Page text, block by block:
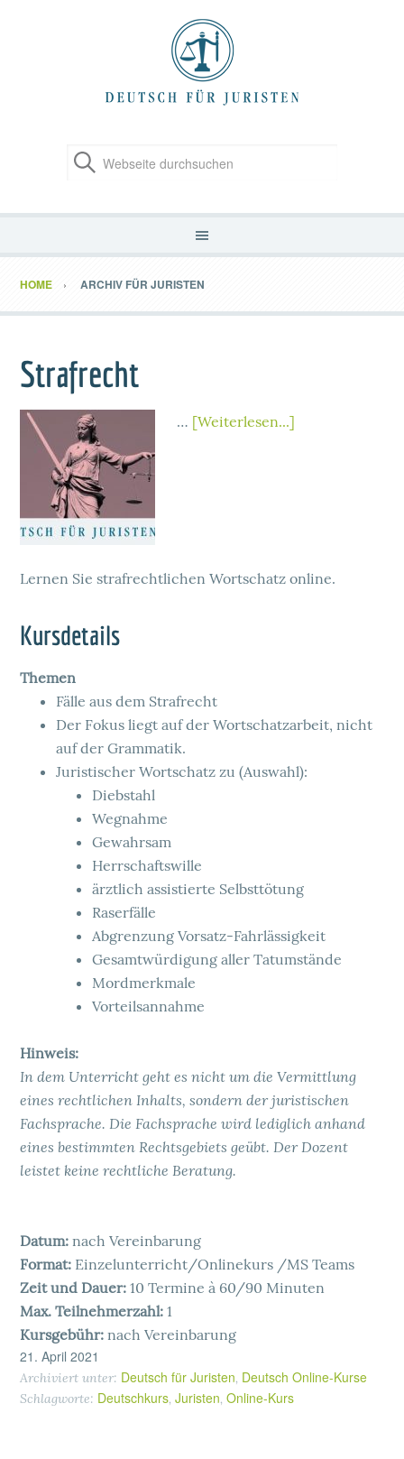
HOME ARCHIV FÜR JURISTEN
Strafrecht
… [Weiterlesen...]
Lernen Sie strafrechtlichen Wortschatz online.
Kursdetails
Themen
Fälle aus dem Strafrecht
Der Fokus liegt auf der Wortschatzarbeit, nicht
auf der Grammatik.
Juristischer Wortschatz zu (Auswahl):
Diebstahl
Wegnahme
Gewahrsam
Herrschaftswille
ärztlich assistierte Selbsttötung
Raserfälle
Abgrenzung Vorsatz-Fahrlässigkeit
Gesamtwürdigung aller Tatumstände
Mordmerkmale
Vorteilsannahme
Hinweis:
In dem Unterricht geht es nicht um die Vermittlung
eines rechtlichen Inhalts, sondern derjuristischen
Fachsprache. Die Fachsprache wird lediglich anhand
eines bestimmten Rechtsgebiets geübt. Der Dozent
leistet keine rechtliche Beratung.
Datum:nach Vereinbarung
Format: Einzelunterricht/Onlinekurs /MS Teams
Zeit und Dauer:10 Termine à 60/90 Minuten
Max. Teilnehmerzahl:1
Kursgebühr:nach Vereinbarung
21. April 2021
Archiviert unter: Deutsch für Juristen, Deutsch Online-Kurse
Schlagworte: Deutschkurs,Juristen,Online-Kurs